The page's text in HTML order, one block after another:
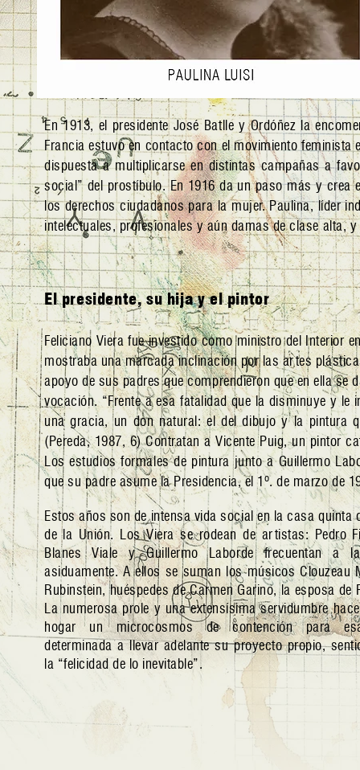
En 1913, el presidente José Batlle y Ordóñez la
Francia estuvo en contacto con el movimiento feminista
dispuesta a multiplicarse en distintas campañas a
social” del prostíbulo. En 1916 da un paso más y crea
los derechos ciudadanos para la mujer. Paulina, líder
intelectuales, profesionales y aún damas de clase alta,
El presidente, su hija y el pintor
Feliciano Viera fue investido como ministro del Interior
mostraba una marcada inclinación por las artes
apoyo de sus padres que comprendieron que en ella
vocación. “Frente a esa fatalidad que la disminuye y le
una gracia, un don natural: el del dibujo y la pintura
(Pereda, 1987, 6) Contratan a Vicente Puig, un pintor
Los estudios formales de pintura junto a Guillermo
que su padre asume la Presidencia, el 1º. de marzo de
Estos años son de intensa vida social en la casa quinta
de la Unión. Los Viera se rodean de artistas: Pedro
Blanes Viale y Guillermo Laborde frecuentan a
asiduamente. A ellos se suman los músicos Clouzeau
Rubinstein, huéspedes de Carmen Garino, la esposa de
La numerosa prole y una extensísima servidumbre
hogar un microcosmos de contención para
determinada a llevar adelante su proyecto propio,
la “felicidad de lo inevitable”.